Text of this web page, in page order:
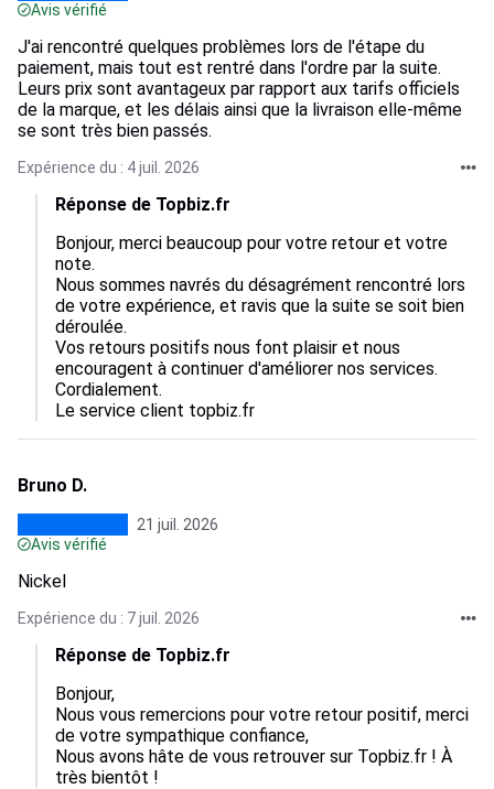
Avis vérifié
J'ai rencontré quelques problèmes lors de l'étape du
paiement, mais tout est rentré dans l'ordre par la suite.
Leurs prix sont avantageux par rapport aux tarifs officiels
de la marque, et les délais ainsi que la livraison elle-même
se sont très bien passés.
Expérience du : 4 juil. 2026
Réponse de Topbiz.fr
Bonjour, merci beaucoup pour votre retour et votre
note.
Nous sommes navrés du désagrément rencontré lors
de votre expérience, et ravis que la suite se soit bien
déroulée.
Vos retours positifs nous font plaisir et nous
encouragent à continuer d'améliorer nos services.
Cordialement.
Le service client topbiz.fr
Bruno D.
21 juil. 2026
Avis vérifié
Nickel
Expérience du : 7 juil. 2026
Réponse de Topbiz.fr
Bonjour,
Nous vous remercions pour votre retour positif, merci
de votre sympathique confiance,
Nous avons hâte de vous retrouver sur Topbiz.fr ! À
très bientôt !